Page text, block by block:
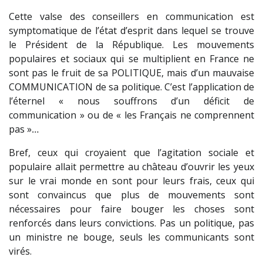
Cette valse des conseillers en communication est
symptomatique de l’état d’esprit dans lequel se trouve
le Président de la République. Les mouvements
populaires et sociaux qui se multiplient en France ne
sont pas le fruit de sa POLITIQUE, mais d’un mauvaise
COMMUNICATION de sa politique. C’est l’application de
l’éternel « nous souffrons d’un déficit de
communication » ou de « les Français ne comprennent
pas »…
Bref, ceux qui croyaient que l’agitation sociale et
populaire allait permettre au château d’ouvrir les yeux
sur le vrai monde en sont pour leurs frais, ceux qui
sont convaincus que plus de mouvements sont
nécessaires pour faire bouger les choses sont
renforcés dans leurs convictions. Pas un politique, pas
un ministre ne bouge, seuls les communicants sont
virés.